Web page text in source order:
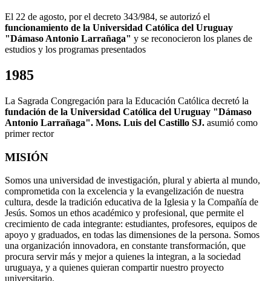
El 22 de agosto, por el decreto 343/984, se autorizó el
funcionamiento de la Universidad Católica del Uruguay
"Dámaso Antonio Larrañaga" y se reconocieron los planes de
estudios y los programas presentados
1985
La Sagrada Congregación para la Educación Católica decretó la
fundación de la Universidad Católica del Uruguay "Dámaso
Antonio Larrañaga". Mons. Luis del Castillo SJ. asumió como
primer rector
MISIÓN
Somos una universidad de investigación, plural y abierta al mundo,
comprometida con la excelencia y la evangelización de nuestra
cultura, desde la tradición educativa de la Iglesia y la Compañía de
Jesús. Somos un ethos académico y profesional, que permite el
crecimiento de cada integrante: estudiantes, profesores, equipos de
apoyo y graduados, en todas las dimensiones de la persona. Somos
una organización innovadora, en constante transformación, que
procura servir más y mejor a quienes la integran, a la sociedad
uruguaya, y a quienes quieran compartir nuestro proyecto
universitario.